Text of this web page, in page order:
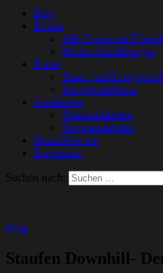
Blog
Events
Alle Events im
Meine Anmeldungen
Kurse
Skate- und
Snowboardkurse
Ausfahrten
Skateausfahrten
Snowausfahrten
Rental/Service
Impressum
Suchen nach:
Blog
Staufen Downhill-